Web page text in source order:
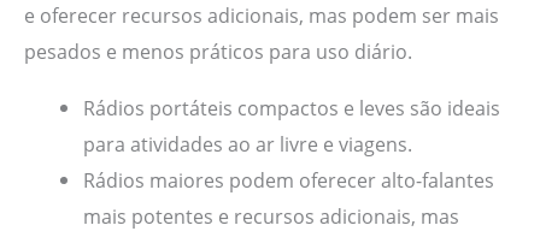
e oferecer recursos adicionais, mas podem ser mais
pesados e menos práticos para uso diário.
Rádios portáteis compactos e leves são ideais
para atividades ao ar livre e viagens.
Rádios maiores podem oferecer alto-falantes
mais potentes e recursos adicionais, mas